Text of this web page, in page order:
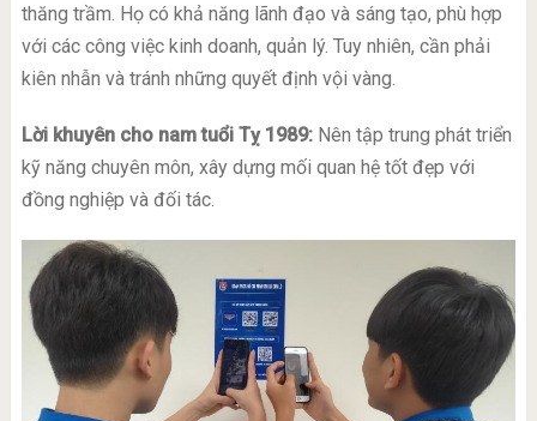
thăng trầm. Họ có khả năng lãnh đạo và sáng tạo, phù hợp
với các công việc kinh doanh, quản lý. Tuy nhiên, cần phải
kiên nhẫn và tránh những quyết định vội vàng.
Lời khuyên cho nam tuổi Tỵ 1989:Nên tập trung phát triển
kỹ năng chuyên môn, xây dựng mối quan hệ tốt đẹp với
đồng nghiệp và đối tác.